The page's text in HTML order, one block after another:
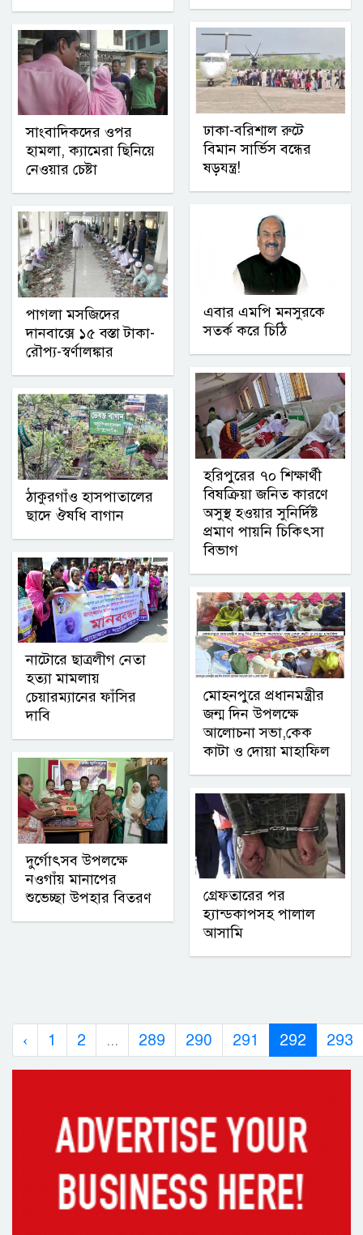
সাংবাদিকদের ওপর
হামলা, ক্যামেরা ছিনিয়ে
নেওয়ার চেষ্টা
পাগলা মসজিদের
দানবাক্সে ১৫ বস্তা টাকা-
রৌপ্য-স্বর্ণালঙ্কার
ঠাকুরগাঁও হাসপাতালের
ছাদে ঔষধি বাগান
নাটোরে ছাত্রলীগ নেতা
হত্যা মামলায়
চেয়ারম্যানের ফাঁসির
দাবি
দুর্গোৎসব উপলক্ষে
নওগাঁয় মানাপের
শুভেচ্ছা উপহার বিতরণ
ঢাকা-বরিশাল রুটে
বিমান সার্ভিস বন্ধের
ষড়যন্ত্র!
এবার এমপি মনসুরকে
সতর্ক করে চিঠি
হরিপুরের ৭০ শিক্ষার্থী
বিষক্রিয়া জনিত কারণে
অসুস্থ হওয়ার সুনির্দিষ্ট
প্রমাণ পায়নি চিকিৎসা
বিভাগ
মোহনপুরে প্রধানমন্ত্রীর
জন্ম দিন উপলক্ষে
আলোচনা সভা,কেক
কাটা ও দোয়া মাহাফিল
গ্রেফতারের পর
হ্যান্ডকাপসহ পালাল
আসামি
‹ 1 2 ... 289 290 291 292 293